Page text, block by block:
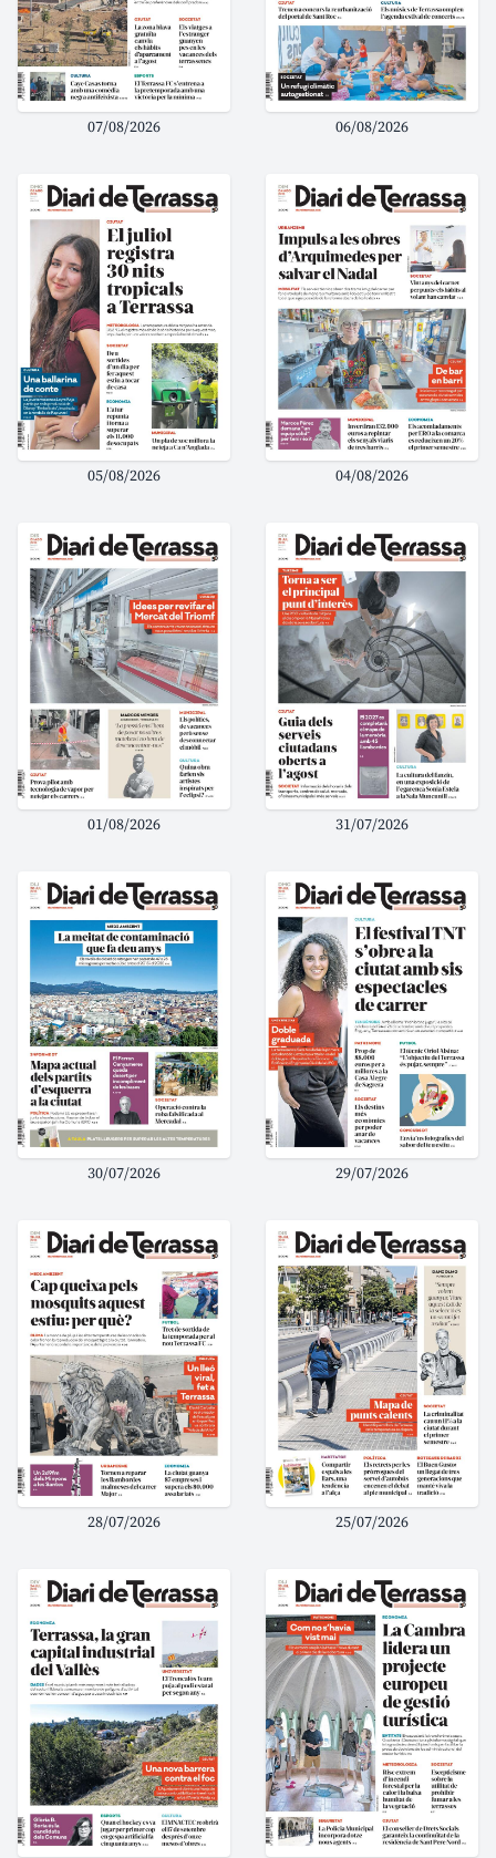
07/08/2026 06/08/2026
05/08/2026 04/08/2026
01/08/2026 31/07/2026
30/07/2026 29/07/2026
28/07/2026 25/07/2026